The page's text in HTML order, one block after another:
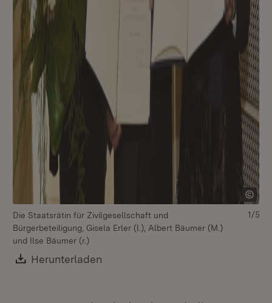
Die Staatsrätin für Zivilgesellschaft und
Bürgerbeteiligung, Gisela Erler (l.), Albert Bäumer (M.)
und Ilse Bäumer (r.)
Download:
Herunterladen
1/5